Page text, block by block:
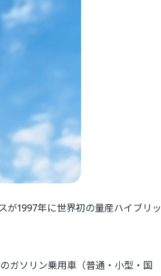
が1997年に世界初の量産ハイブリッ
ガソリン乗用車（普通・小型・国